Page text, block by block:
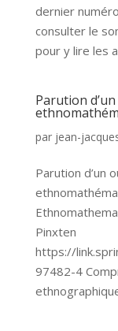
dernier
consulter le
pour y lire les
Parution
par jean-
Parution d’un
Pinxten
https://
97482-4